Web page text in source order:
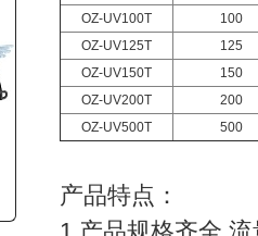
OZ-UV100T
100
OZ-UV125T
125
OZ-UV150T
150
OZ-UV200T
200
OZ-UV500T
500
产品特点：